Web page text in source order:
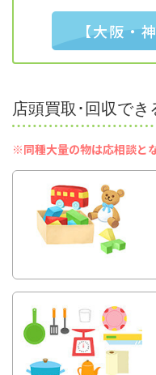
【大阪・
店頭買取･回収でき
※同種大量の物は応相談と